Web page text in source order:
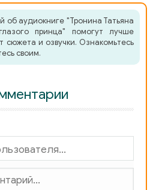
об аудиокниге "Тронина Татьяна
принца" помогут лучше
сюжета и озвучки. Ознакомьтесь
своим.